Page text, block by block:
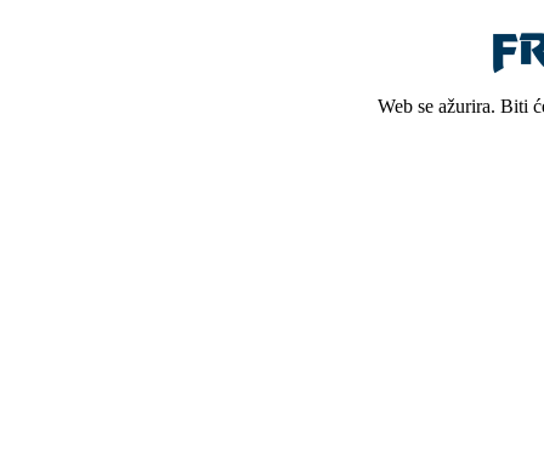
Web se ažurira. Biti